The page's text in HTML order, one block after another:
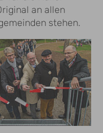
an allen
stehen.